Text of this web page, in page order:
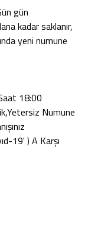
gün
kadar saklanır,
yeni numune
18:00
Numune
19' ) A Karşı